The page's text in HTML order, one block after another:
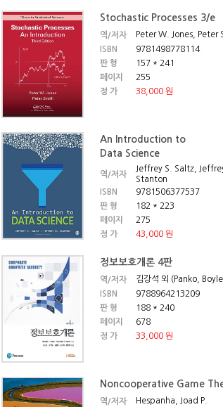
Stochastic Processes 3/e
역/저자
Peter W. Jones, Peter
ISBN
9781498778114
판 형
157 * 241
페이지
255
정 가
38,000 원
An Introduction to
Data Science
역/저자
Jeffrey S. Saltz,
Stanton
ISBN
9781506377537
판 형
182 * 223
페이지
275
정 가
43,000 원
정보보호개론 4판
역/저자
김강석 외 (Panko,
ISBN
9788964213209
판 형
188 * 240
페이지
678
정 가
33,000 원
Noncooperative Game
역/저자
Hespanha, Joad P.